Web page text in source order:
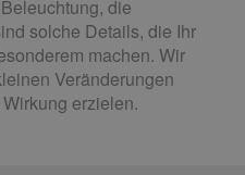
die
solche Details, die Ihr
machen. Wir
Veränderungen
erzielen.